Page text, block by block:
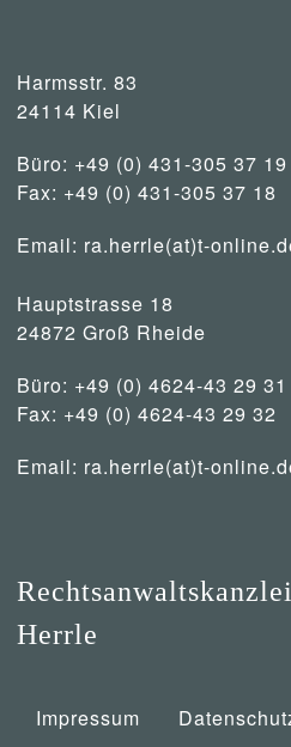
Harmsstr. 83
24114 Kiel
Büro: +49 (0) 431-305 37 19
Fax: +49 (0) 431-305 37 18
Email: ra.herrle(at)t-
Hauptstrasse 18
24872 Groß Rheide
Büro: +49 (0) 4624-43 29 31
Fax: +49 (0) 4624-43 29 32
Email: ra.herrle(at)t-
Rechtsanwaltskanzlei
Herrle
Impressum